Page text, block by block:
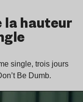
la hauteur
single, trois jours
Be Dumb.